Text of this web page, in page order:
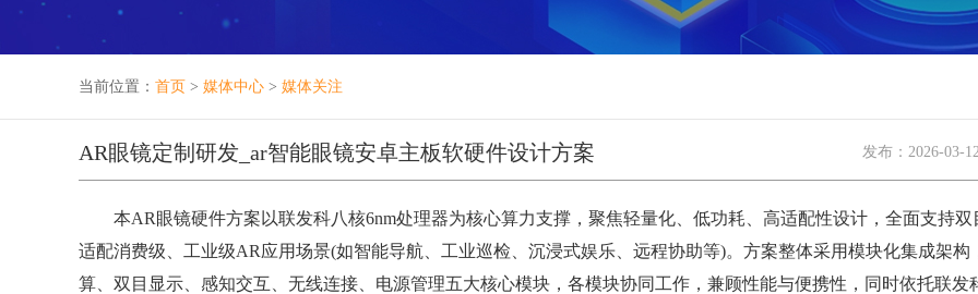
当前位置： 首页 > 媒体中心 > 媒体关注
AR眼镜定制研发_ar智能眼镜安卓主板软硬件设计方案 发布： 2026-03-
本AR眼镜硬件方案以联发科八核6nm处理器为核心算力支撑，聚焦轻量化、低功耗、高适配性设计，全面支持双
适配消费级、工业级AR应用场景(如智能导航、工业巡检、沉浸式娱乐、远程协助等)。方案整体采用模块化集成架构
算、双目显示、感知交互、无线连接、电源管理五大核心模块，各模块协同工作，兼顾性能与便携性，同时依托联发